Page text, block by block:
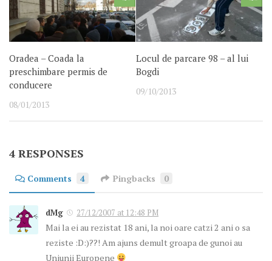
Oradea – Coada la
preschimbare permis de
conducere
08/01/2013
Locul de parcare 98 – al lui
Bogdi
09/10/2013
4 RESPONSES
Comments 4 Pingbacks 0
dMg 27/12/2007 at 12:48 PM
Mai la ei au rezistat 18 ani, la noi oare catzi 2 ani o sa
reziste :D:)??! Am ajuns demult groapa de gunoi au
Uniunii Europene